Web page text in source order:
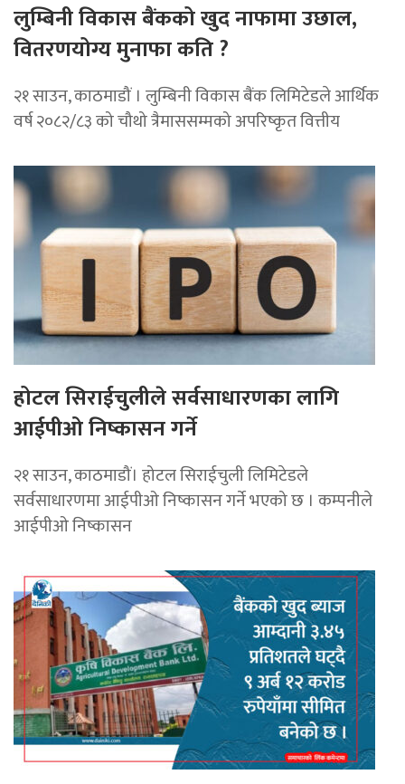
लुम्बिनी विकास बैंकको खुद नाफामा उछाल,
वितरणयोग्य मुनाफा कति ?
२१ साउन, काठमाडौं । लुम्बिनी विकास बैंक लिमिटेडले आर्थिक
वर्ष २०८२/८३ को चौथो त्रैमाससम्मको अपरिष्कृत वित्तीय
होटल सिराईचुलीले सर्वसाधारणका लागि
आईपीओ निष्कासन गर्ने
२१ साउन, काठमाडौं। होटल सिराईचुली लिमिटेडले
सर्वसाधारणमा आईपीओ निष्कासन गर्ने भएको छ । कम्पनीले
आईपीओ निष्कासन